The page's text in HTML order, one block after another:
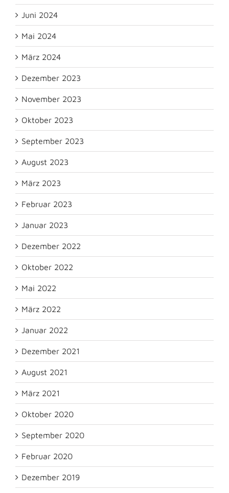
Juni 2024
Mai 2024
März 2024
Dezember 2023
November 2023
Oktober 2023
September 2023
August 2023
März 2023
Februar 2023
Januar 2023
Dezember 2022
Oktober 2022
Mai 2022
März 2022
Januar 2022
Dezember 2021
August 2021
März 2021
Oktober 2020
September 2020
Februar 2020
Dezember 2019